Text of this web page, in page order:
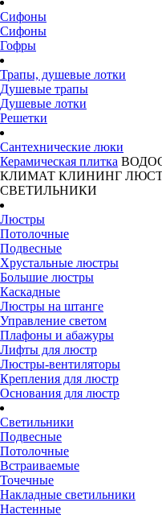
Сифоны
Сифоны
Гофры
Трапы, душевые лотки
Душевые трапы
Душевые лотки
Решетки
Сантехнические люки
Керамическая плитка
КЛИМАТ КЛИНИНГ
СВЕТИЛЬНИКИ
Люстры
Потолочные
Подвесные
Хрустальные люстры
Большие люстры
Каскадные
Люстры на штанге
Управление светом
Плафоны и абажуры
Лифты для люстр
Люстры-вентиляторы
Крепления для люстр
Основания для люстр
Светильники
Подвесные
Потолочные
Встраиваемые
Точечные
Накладные светильники
Настенные